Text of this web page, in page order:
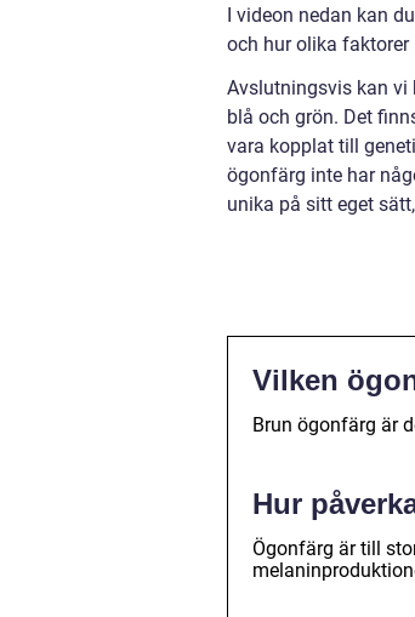
I videon nedan kan
och hur olika faktorer
Avslutningsvis kan vi
blå och grön. Det
vara kopplat till
ögonfärg inte har
unika på sitt eget
Vilken
Brun ögonfärg är
Hur
Ögonfärg är till